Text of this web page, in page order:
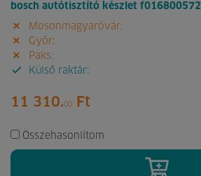
bosch autótisztító készlet f016800572
Mosonmagyaróvár:
Győr:
Paks:
Külső raktár:
11 310.00 Ft
Összehasonlítom